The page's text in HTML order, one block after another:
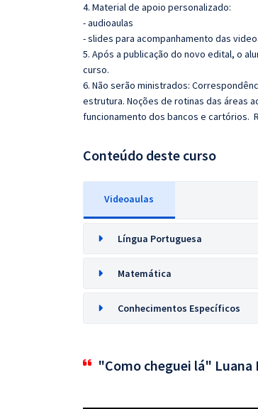
4. Material de apoio personalizado:
- audioaulas
- slides para acompanhamento das
5. Após a publicação do novo edital, o
curso.
6. Não serão ministrados:
estrutura. Noções de rotinas das áreas
funcionamento dos bancos e cartórios.
Conteúdo deste curso
Videoaulas
Língua Portuguesa
Matemática
Conhecimentos Específicos
"Como cheguei lá" Luana